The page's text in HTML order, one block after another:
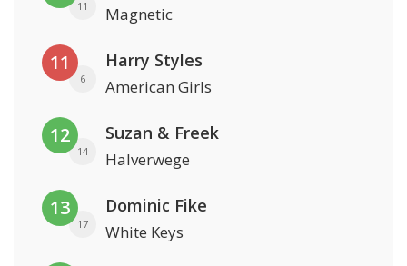
11 Magnetic
11
6
Harry Styles
American Girls
12
14
Suzan & Freek
Halverwege
13
17
Dominic Fike
White Keys